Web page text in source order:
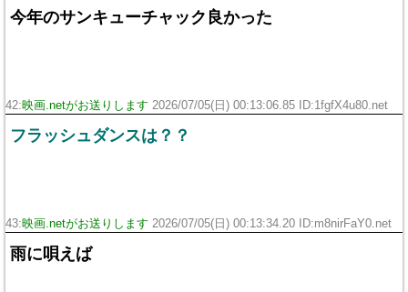
今年のサンキューチャック良かった
42:映画.netがお送りします 2026/07/05(日) 00:13:06.85 ID:1fgfX4u80.net
フラッシュダンスは？？
43:映画.netがお送りします 2026/07/05(日) 00:13:34.20 ID:m8nirFaY0.net
雨に唄えば